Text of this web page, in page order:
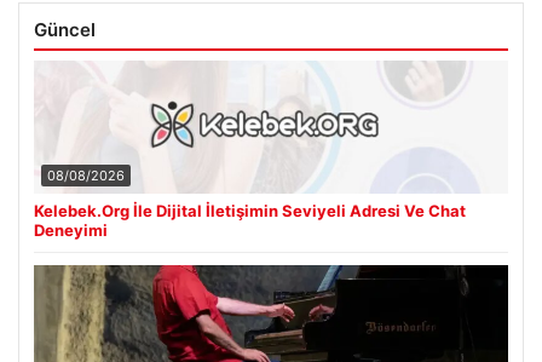
Güncel
08/08/2026
Kelebek.Org İle Dijital İletişimin Seviyeli Adresi Ve Chat
Deneyimi